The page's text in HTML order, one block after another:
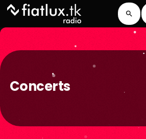
search
Concerts